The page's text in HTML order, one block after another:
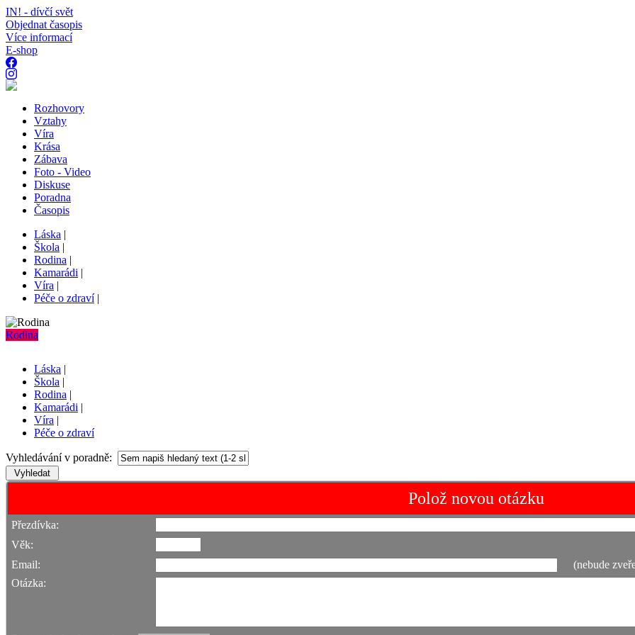
IN! - dívčí svět
Objednat časopis
Více informací
E-shop
Rozhovory
Vztahy
Víra
Krása
Zábava
Foto - Video
Diskuse
Poradna
Časopis
Láska |
Škola |
Rodina |
Kamarádi |
Víra |
Péče o zdraví|
Rodina
Láska |
Škola |
Rodina |
Kamarádi |
Víra |
Péče o zdraví
Vyhledávání v poradně:
Polož novou otázku
Přezdívka:
Věk:
Email:
(nebude
Otázka: